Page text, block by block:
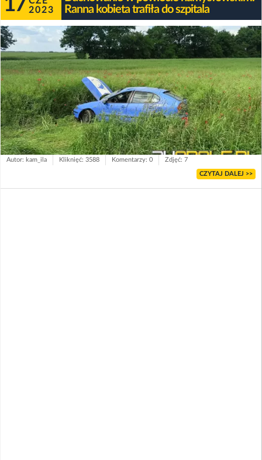
2023
Ranna kobieta trafiła do szpitala
Autor: kam_ila Kliknięć: 3588 Komentarzy: 0 Zdjęć: 7
CZYTAJ DALEJ >>